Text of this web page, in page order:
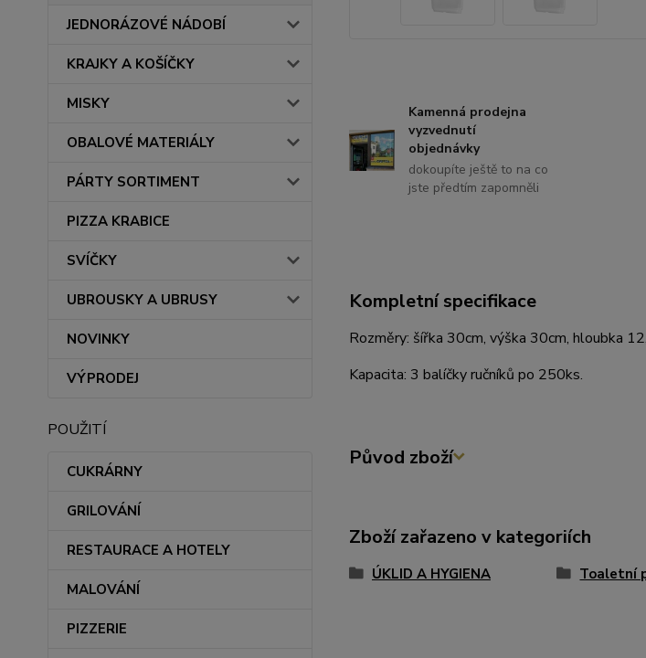
JEDNORÁZOVÉ NÁDOBÍ
KRAJKY A KOŠÍČKY
MISKY
OBALOVÉ MATERIÁLY
PÁRTY SORTIMENT
PIZZA KRABICE
SVÍČKY
UBROUSKY A UBRUSY
NOVINKY
VÝPRODEJ
POUŽITÍ
CUKRÁRNY
GRILOVÁNÍ
RESTAURACE A HOTELY
MALOVÁNÍ
PIZZERIE
Kamenná prodejna
vyzvednutí
objednávky
dokoupíte ještě to na co
jste předtím zapomněli
Kompletní specifikace
Rozměry: šířka 30cm, výška 30cm, hloubka
Kapacita: 3 balíčky ručníků po 250ks.
Původ zboží
Zboží zařazeno v kategoriích
ÚKLID A HYGIENA Toaletní